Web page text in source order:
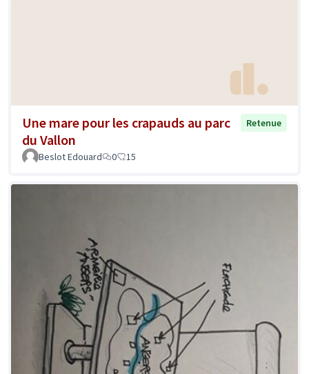
Une mare pour les crapauds au parc
du Vallon
Retenue
Beslot Edouard 0 15